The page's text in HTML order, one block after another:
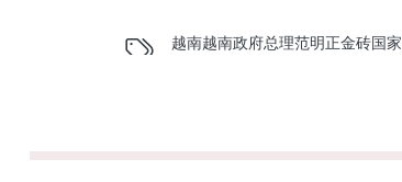
越南越南政府总理范明正金砖国家